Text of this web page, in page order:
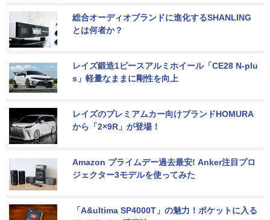
総合オーディオブランドに進化するSHANLING
とは何者か？
レイズ鍛造1ピースアルミホイール「CE28 N-plu
s」軽量なままに剛性を向上
レイズのプレミアムカー向けブランドHOMURA
から「2×9R」が登場！
Amazon プライムデー過去最安! Anker注目プロ
ジェクター3モデルを使ってみた
「A&ultima SP4000T」の魅力！ポケットに入る